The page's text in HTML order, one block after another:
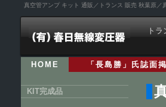
真空管アンプ キット 通販／トランス 販売 秋葉原
ト
HOME 「長島勝」氏誌面
KIT完成品